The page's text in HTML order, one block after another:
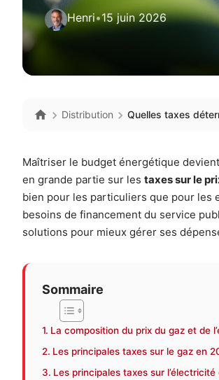
Henri•15 juin 2026
Distribution Quelles taxes
Maîtriser le budget énergétique
en grande partie sur les taxes sur le
bien pour les particuliers que pour les
besoins de financement du service
solutions pour mieux gérer ses
Sommaire
La composition du prix du gaz et de
Les principales taxes sur le gaz en
Les principales taxes sur